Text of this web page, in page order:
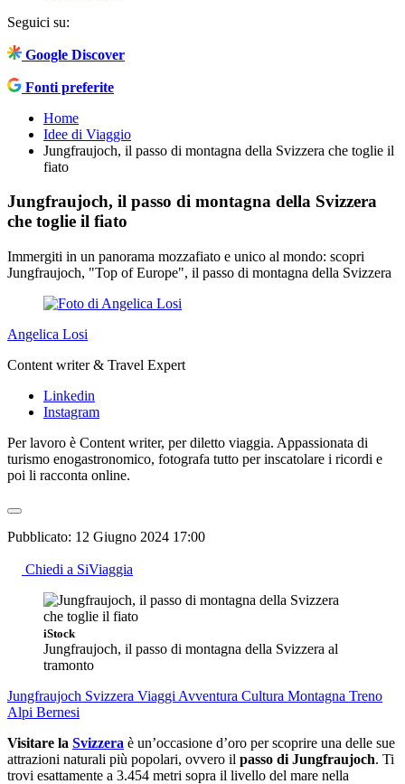
Seguici su:
Google Discover
Fonti preferite
Home
Idee di Viaggio
Jungfraujoch, il passo di montagna della Svizzera che toglie il
fiato
Jungfraujoch, il passo di montagna della Svizzera
che toglie il fiato
Immergiti in un panorama mozzafiato e unico al mondo: scopri
Jungfraujoch, "Top of Europe", il passo di montagna della Svizzera
Angelica Losi
Content writer & Travel Expert
Linkedin
Instagram
Per lavoro è Content writer, per diletto viaggia. Appassionata di
turismo enogastronomico, fotografa tutto per inscatolare i ricordi e
poi li racconta online.
Pubblicato: 12 Giugno 2024 17:00
Chiedi a SiViaggia
iStock
Jungfraujoch, il passo di montagna della Svizzera al
tramonto
Jungfraujoch Svizzera Viaggi Avventura Cultura Montagna Treno
Alpi Bernesi
Visitare la Svizzera è un’occasione d’oro per scoprire una delle sue
attrazioni naturali più popolari, ovvero il passo di Jungfraujoch. Ti
trovi esattamente a 3.454 metri sopra il livello del mare nella